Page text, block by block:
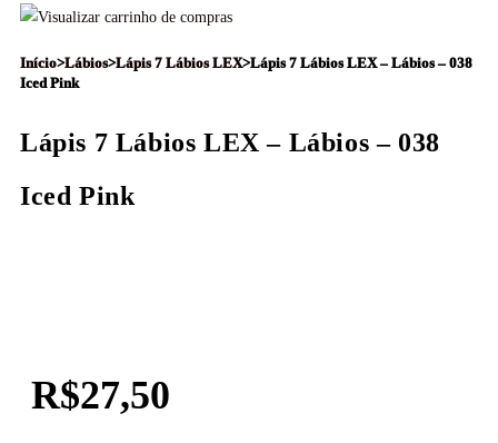
Início>Lábios>Lápis 7 Lábios LEX>Lápis 7 Lábios LEX – Lábios – 038
Iced Pink
Lápis 7 Lábios LEX – Lábios – 038
Iced Pink
R$27,50